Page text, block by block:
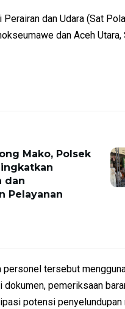
dan Udara (Sat
dan Aceh
Mako, Polsek
dan
Pelayanan
tersebut
pemeriksaan
potensi penyelundupan